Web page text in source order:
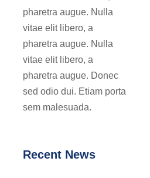
pharetra augue. Nulla
vitae elit libero, a
pharetra augue. Nulla
vitae elit libero, a
pharetra augue. Donec
sed odio dui. Etiam porta
sem malesuada.
Recent News